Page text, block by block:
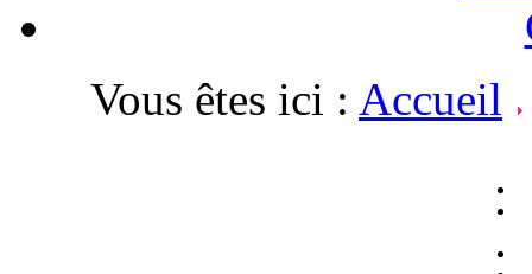
Vous êtes ici : Accueil